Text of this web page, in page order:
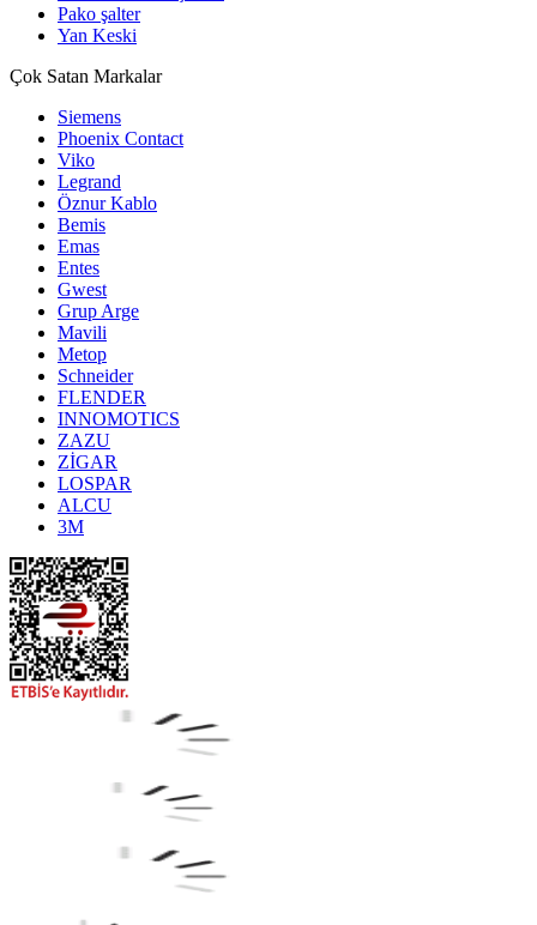
Pako şalter
Yan Keski
Çok Satan Markalar
Siemens
Phoenix Contact
Viko
Legrand
Öznur Kablo
Bemis
Emas
Entes
Gwest
Grup Arge
Mavili
Metop
Schneider
FLENDER
INNOMOTICS
ZAZU
ZİGAR
LOSPAR
ALCU
3M